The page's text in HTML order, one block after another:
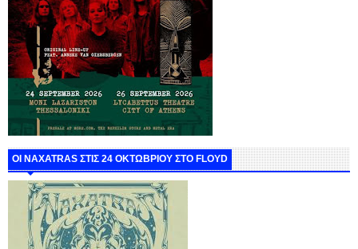
ΟΙ NAXATRAS ΣΤΙΣ 24 ΟΚΤΩΒΡΙΟΥ ΣΤΟ FLOYD